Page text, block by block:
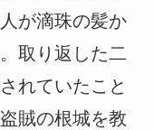
が滴珠の髪か
取り返した二
れていたこと
賊の根城を教